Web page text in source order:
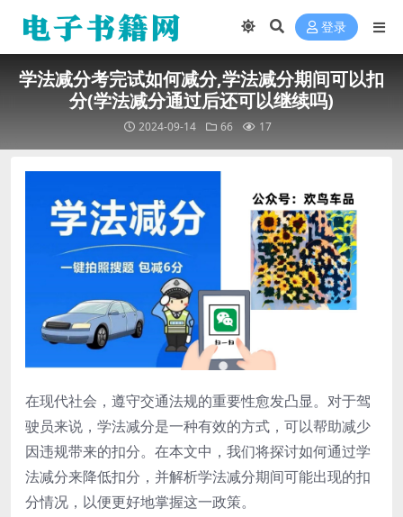
登录
学法减分考完试如何减分,学法减分期间可以扣
分(学法减分通过后还可以继续吗)
2024-09-14 66 17
在现代社会，遵守交通法规的重要性愈发凸显。对于驾
驶员来说，学法减分是一种有效的方式，可以帮助减少
因违规带来的扣分。在本文中，我们将探讨如何通过学
法减分来降低扣分，并解析学法减分期间可能出现的扣
分情况，以便更好地掌握这一政策。